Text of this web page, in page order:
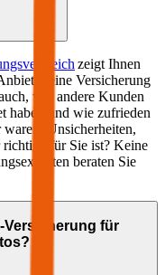
zeigt Ihnen
eine Versicherung
wie andere Kunden
haben und wie zufrieden
waren. Unsicherheiten,
richtige für Sie ist? Keine
beraten Sie
Versicherung für